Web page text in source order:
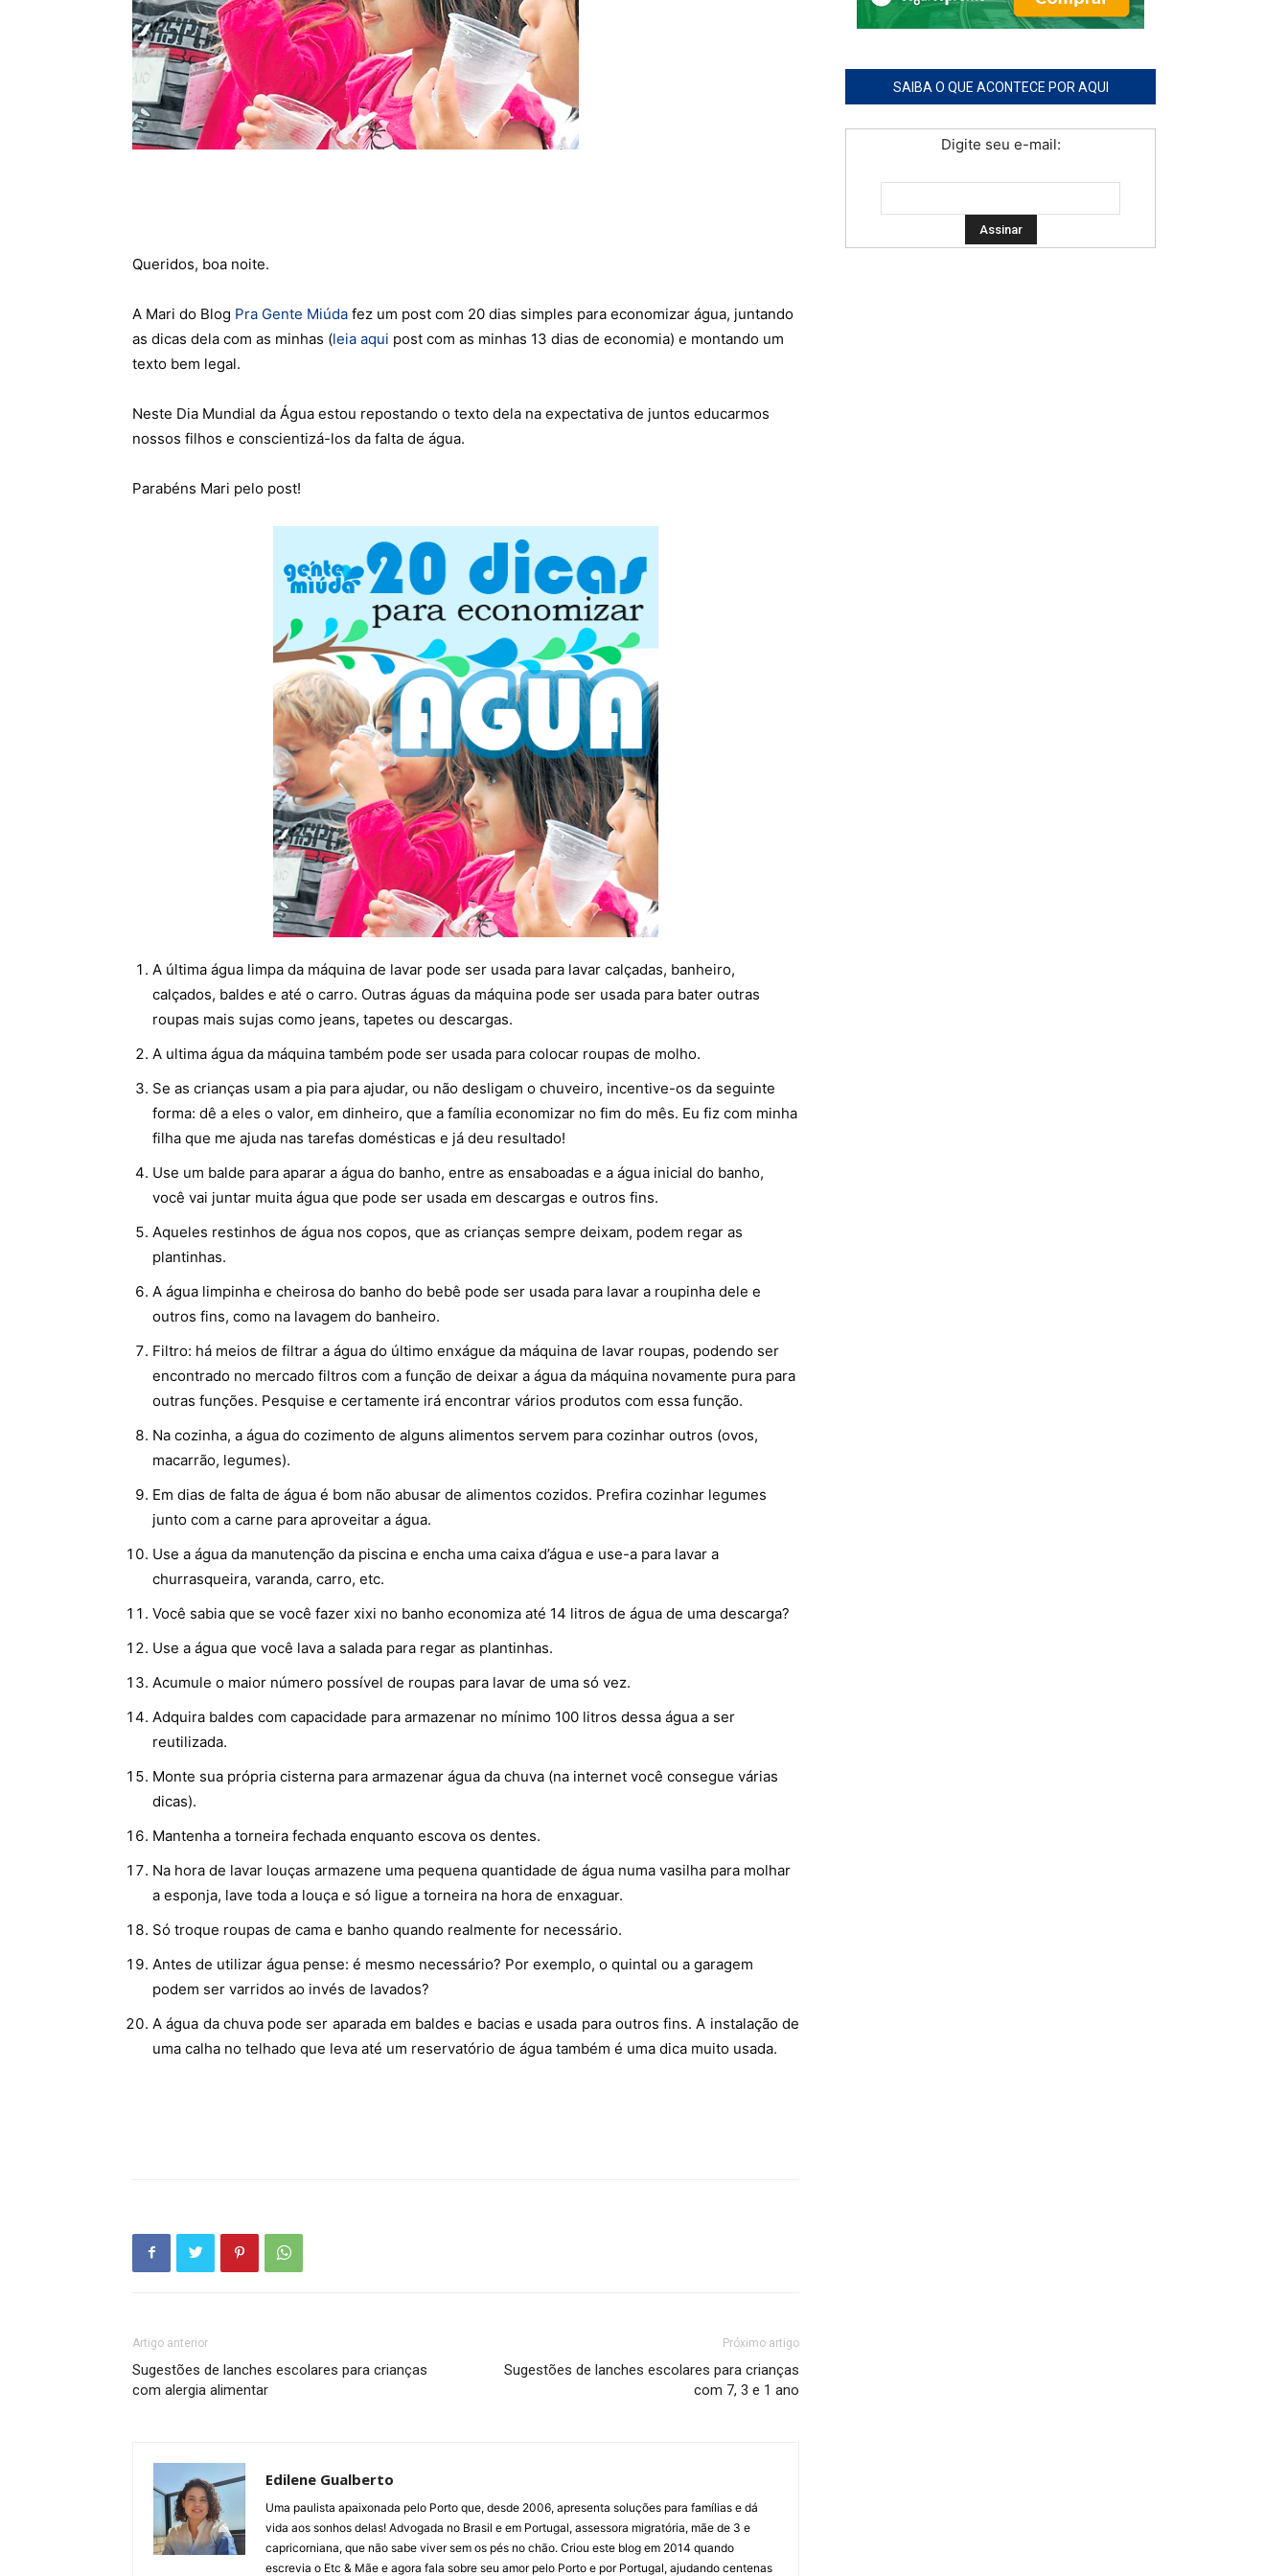
Queridos, boa noite.
A Mari do Blog Pra Gente Miúda fez um post com 20 dias simples para economizar água, juntando
as dicas dela com as minhas (leia aqui post com as minhas 13 dias de economia) e montando um
texto bem legal.
Neste Dia Mundial da Água estou repostando o texto dela na expectativa de juntos educarmos
nossos filhos e conscientizá-los da falta de água.
Parabéns Mari pelo post!
A última água limpa da máquina de lavar pode ser usada para lavar calçadas, banheiro,
calçados, baldes e até o carro. Outras águas da máquina pode ser usada para bater outras
roupas mais sujas como jeans, tapetes ou descargas.
A ultima água da máquina também pode ser usada para colocar roupas de molho.
Se as crianças usam a pia para ajudar, ou não desligam o chuveiro, incentive-os da seguinte
forma: dê a eles o valor, em dinheiro, que a família economizar no fim do mês. Eu fiz com minha
filha que me ajuda nas tarefas domésticas e já deu resultado!
Use um balde para aparar a água do banho, entre as ensaboadas e a água inicial do banho,
você vai juntar muita água que pode ser usada em descargas e outros fins.
Aqueles restinhos de água nos copos, que as crianças sempre deixam, podem regar as
plantinhas.
A água limpinha e cheirosa do banho do bebê pode ser usada para lavar a roupinha dele e
outros fins, como na lavagem do banheiro.
Filtro: há meios de filtrar a água do último enxágue da máquina de lavar roupas, podendo ser
encontrado no mercado filtros com a função de deixar a água da máquina novamente pura para
outras funções. Pesquise e certamente irá encontrar vários produtos com essa função.
Na cozinha, a água do cozimento de alguns alimentos servem para cozinhar outros (ovos,
macarrão, legumes).
Em dias de falta de água é bom não abusar de alimentos cozidos. Prefira cozinhar legumes
junto com a carne para aproveitar a água.
Use a água da manutenção da piscina e encha uma caixa d’água e use-a para lavar a
churrasqueira, varanda, carro, etc.
Você sabia que se você fazer xixi no banho economiza até 14 litros de água de uma descarga?
Use a água que você lava a salada para regar as plantinhas.
Acumule o maior número possível de roupas para lavar de uma só vez.
Adquira baldes com capacidade para armazenar no mínimo 100 litros dessa água a ser
reutilizada.
Monte sua própria cisterna para armazenar água da chuva (na internet você consegue várias
dicas).
Mantenha a torneira fechada enquanto escova os dentes.
Na hora de lavar louças armazene uma pequena quantidade de água numa vasilha para molhar
a esponja, lave toda a louça e só ligue a torneira na hora de enxaguar.
Só troque roupas de cama e banho quando realmente for necessário.
Antes de utilizar água pense: é mesmo necessário? Por exemplo, o quintal ou a garagem
podem ser varridos ao invés de lavados?
A água da chuva pode ser aparada em baldes e bacias e usada para outros fins. A instalação de
uma calha no telhado que leva até um reservatório de água também é uma dica muito usada.
Artigo anterior
Sugestões de lanches escolares para crianças
com alergia alimentar
Próximo artigo
Sugestões de lanches escolares para crianças
com 7, 3 e 1 ano
Edilene Gualberto
Uma paulista apaixonada pelo Porto que, desde 2006, apresenta soluções para famílias e dá
vida aos sonhos delas! Advogada no Brasil e em Portugal, assessora migratória, mãe de 3 e
capricorniana, que não sabe viver sem os pés no chão. Criou este blog em 2014 quando
escrevia o Etc & Mãe e agora fala sobre seu amor pelo Porto e por Portugal, ajudando centenas
SAIBA O QUE ACONTECE POR AQUI
Digite seu e-mail: